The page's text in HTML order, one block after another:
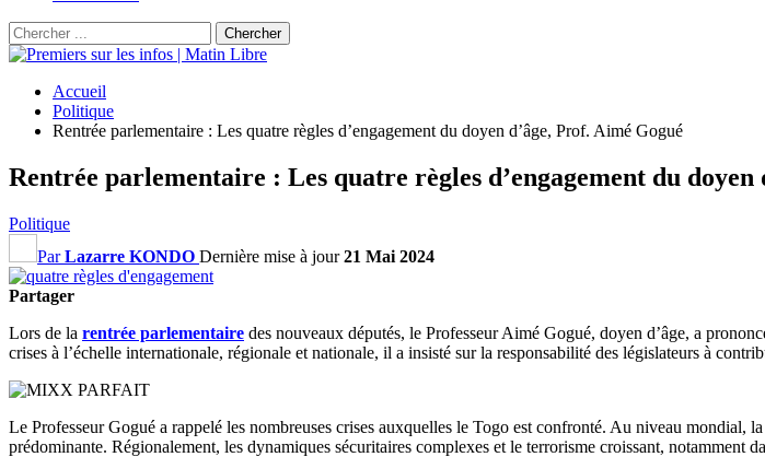
Accueil
Politique
Rentrée parlementaire : Les quatre règles d’engagement du doyen d’âge, Prof. Aimé Gogué
Rentrée parlementaire : Les quatre règles d’engagement du doyen
Politique
ParLazarre KONDO Dernière mise à jour21 Mai 2024
Partager
Lors de la rentrée parlementaire des nouveaux députés, le Professeur Aimé Gogué, doyen d’âge, a
crises à l’échelle internationale, régionale et nationale, il a insisté sur la responsabilité des législateurs à
Le Professeur Gogué a rappelé les nombreuses crises auxquelles le Togo est confronté. Au niveau mondial,
prédominante. Régionalement, les dynamiques sécuritaires complexes et le terrorisme croissant, notamment